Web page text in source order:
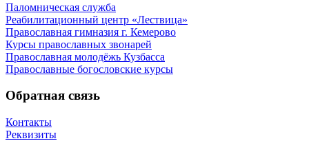
Паломническая служба
Реабилитационный центр «Лествица»
Православная гимназия г. Кемерово
Курсы православных звонарей
Православная молодёжь Кузбасса
Православные богословские курсы
Обратная связь
Контакты
Реквизиты